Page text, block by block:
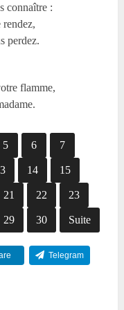
connaître :
perdez.
flamme,
5 6 7
14 15
21 22 23
29 30 Suite
Telegram